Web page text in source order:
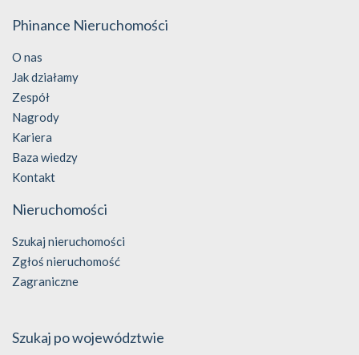
Phinance Nieruchomości
O nas
Jak działamy
Zespół
Nagrody
Kariera
Baza wiedzy
Kontakt
Nieruchomości
Szukaj nieruchomości
Zgłoś nieruchomość
Zagraniczne
Szukaj po województwie